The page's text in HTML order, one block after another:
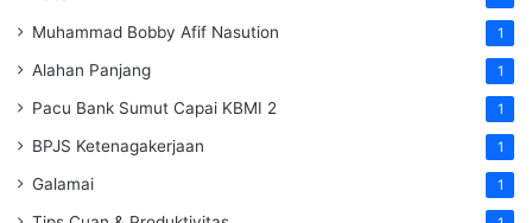
Muhammad Bobby Afif Nasution 1
Alahan Panjang 1
Pacu Bank Sumut Capai KBMI 2 1
BPJS Ketenagakerjaan 1
Galamai 1